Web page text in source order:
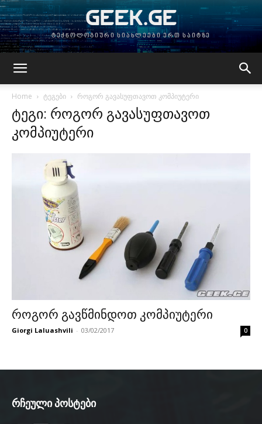
GEEK.GE
ტექნოლოგიური სიახლეები ერთ საიტზე
Home ტეგები როგორ გავასუფთავოთ კომპიუტერი
ტეგი: როგორ გავასუფთავოთ
კომპიუტერი
როგორ გავწმინდოთ კომპიუტერი
Giorgi Laluashvili - 03/02/2017 0
რჩეული პოსტები